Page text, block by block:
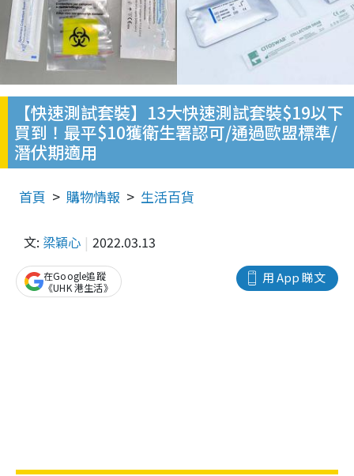
【快速測試套裝】13大快速測試套裝$19以下
買到！最平$10獲衛生署認可/通過歐盟標準/
潛伏期適用
首頁 購物情報 生活百貨
文: 梁穎心 2022.03.13
用 App 睇文
在Google追蹤
《UHK 港生活》